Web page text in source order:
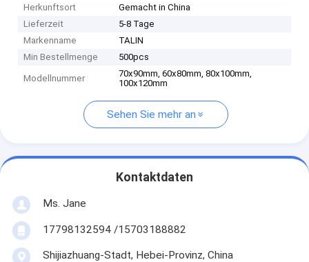
Herkunftsort
Gemacht in China
Lieferzeit
5-8 Tage
Markenname
TALIN
Min Bestellmenge
500pcs
Modellnummer
70x90mm, 60x80mm, 80x100mm,
100x120mm
Sehen Sie mehr an
Kontaktdaten
Ms. Jane
17798132594 /15703188882
Shijiazhuang-Stadt, Hebei-Provinz, China